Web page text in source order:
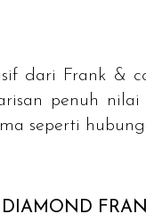
dari Frank &
penuh
seperti
DIAMOND